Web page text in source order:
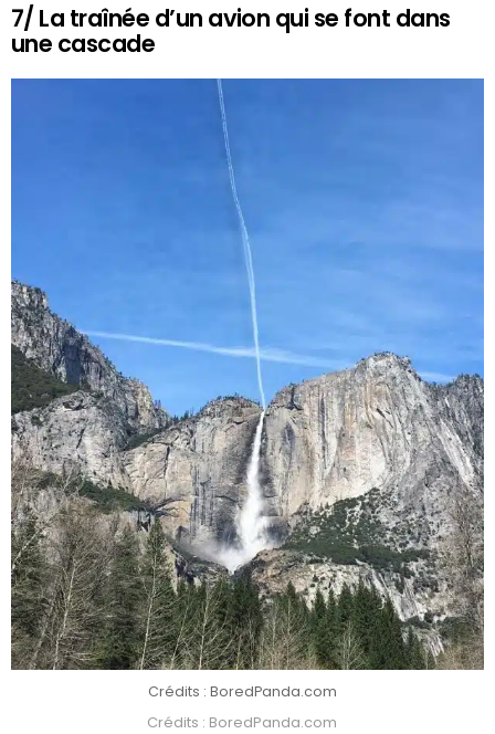
7/ La traînée d’un avion qui se font dans
une cascade
Crédits : BoredPanda.com
Crédits : BoredPanda.com